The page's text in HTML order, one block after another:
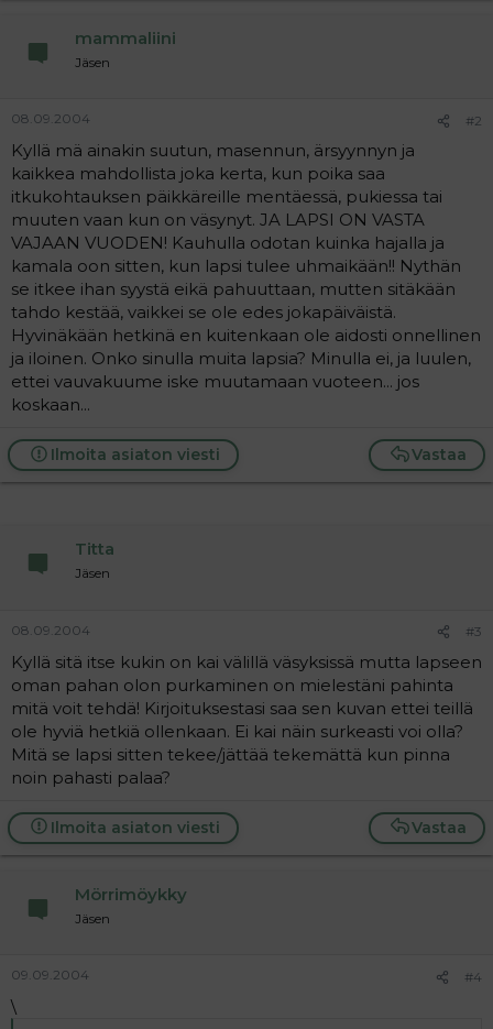
mammaliini
Jäsen
08.09.2004 #2
Kyllä mä ainakin suutun, masennun, ärsyynnyn ja
kaikkea mahdollista joka kerta, kun poika saa
itkukohtauksen päikkäreille mentäessä, pukiessa tai
muuten vaan kun on väsynyt. JA LAPSI ON VASTA
VAJAAN VUODEN! Kauhulla odotan kuinka hajalla ja
kamala oon sitten, kun lapsi tulee uhmaikään!! Nythän
se itkee ihan syystä eikä pahuuttaan, mutten sitäkään
tahdo kestää, vaikkei se ole edes jokapäiväistä.
Hyvinäkään hetkinä en kuitenkaan ole aidosti onnellinen
ja iloinen. Onko sinulla muita lapsia? Minulla ei, ja luulen,
ettei vauvakuume iske muutamaan vuoteen... jos
koskaan...
Vastaa
Ilmoita asiaton viesti
Titta
Jäsen
08.09.2004 #3
Kyllä sitä itse kukin on kai välillä väsyksissä mutta lapseen
oman pahan olon purkaminen on mielestäni pahinta
mitä voit tehdä! Kirjoituksestasi saa sen kuvan ettei teillä
ole hyviä hetkiä ollenkaan. Ei kai näin surkeasti voi olla?
Mitä se lapsi sitten tekee/jättää tekemättä kun pinna
noin pahasti palaa?
Vastaa
Ilmoita asiaton viesti
Mörrimöykky
Jäsen
09.09.2004 #4
\